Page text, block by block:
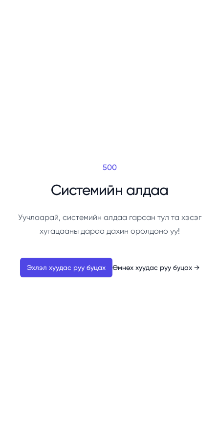
500
Системийн алдаа
Уучлаарай, системийн алдаа гарсан тул та хэсэг
хугацааны дараа дахин оролдоно уу!
Эхлэл хуудас руу буцах Өмнөх хуудас руу буцах →